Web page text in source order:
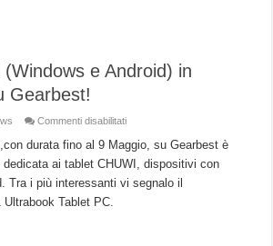
e Android) in
Gearbest!
Commenti disabilitatisu
CHUWI
(Windows
e
Android)
in
durata fino al 9 Maggio, su Gearbest è
ai tablet CHUWI, dispositivi con
Tra i più interessanti vi segnalo il
Tablet PC.